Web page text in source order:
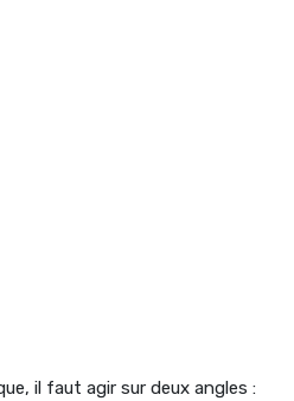
il faut agir sur deux angles :